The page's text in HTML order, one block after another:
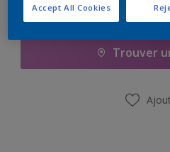
Ajouter à la
Trouver
Accept All Cookies